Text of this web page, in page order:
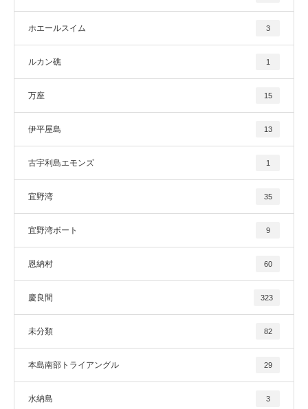
ホエールスイム 3
ルカン礁 1
万座 15
伊平屋島 13
古宇利島エモンズ 1
宜野湾 35
宜野湾ボート 9
恩納村 60
慶良間 323
未分類 82
本島南部トライアングル 29
水納島 3